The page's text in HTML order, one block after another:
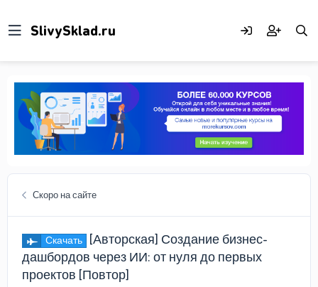
Скоро на сайте
Скачать
[Авторская] Создание бизнес-
дашбордов через ИИ: от нуля до первых
проектов [Повтор]